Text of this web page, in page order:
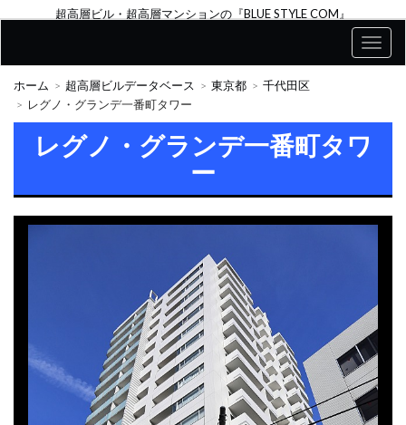
超高層ビル・超高層マンションの『BLUE STYLE COM』
ホーム 超高層ビルデータベース 東京都
千代田区
レグノ・グランデ一番町タワー
レグノ・グランデ一番町タワ
ー